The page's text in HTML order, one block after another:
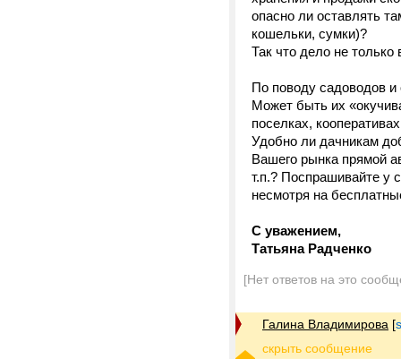
опасно ли оставлять
кошельки, сумки)?
Так что дело не
По поводу садоводов и
Может быть их
поселках,
Удобно ли дачникам
Вашего рынка прямой
т.п.? Поспрашивайте у
несмотря на
С уважением,
Татьяна Радченко
[Нет ответов на это
Галина Владимирова [